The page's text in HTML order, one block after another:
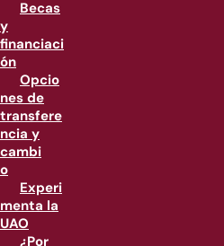
Becas
y
financiaci
ón
Opcio
nes de
transfere
ncia y
cambi
o
Experi
menta la
UAO
¿Por